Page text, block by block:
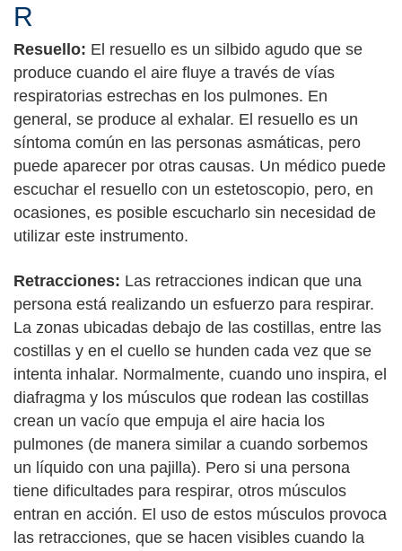
R
Resuello: El resuello es un silbido agudo que se
produce cuando el aire fluye a través de vías
respiratorias estrechas en los pulmones. En
general, se produce al exhalar. El resuello es un
síntoma común en las personas asmáticas, pero
puede aparecer por otras causas. Un médico puede
escuchar el resuello con un estetoscopio, pero, en
ocasiones, es posible escucharlo sin necesidad de
utilizar este instrumento.
Retracciones: Las retracciones indican que una
persona está realizando un esfuerzo para respirar.
La zonas ubicadas debajo de las costillas, entre las
costillas y en el cuello se hunden cada vez que se
intenta inhalar. Normalmente, cuando uno inspira, el
diafragma y los músculos que rodean las costillas
crean un vacío que empuja el aire hacia los
pulmones (de manera similar a cuando sorbemos
un líquido con una pajilla). Pero si una persona
tiene dificultades para respirar, otros músculos
entran en acción. El uso de estos músculos provoca
las retracciones, que se hacen visibles cuando la